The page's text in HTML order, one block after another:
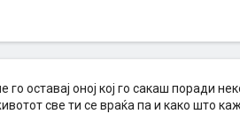
таа проба не те кошта прескапо...Младост
оставај оној кој го сакаш поради
све ти се враќа па и како што